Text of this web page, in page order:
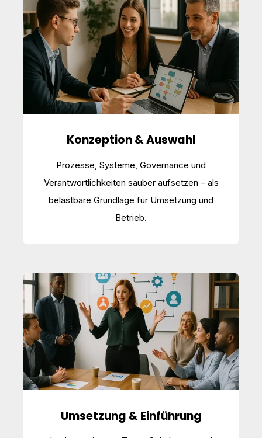
Konzeption & Auswahl
Prozesse, Systeme, Governance und
Verantwortlichkeiten sauber aufsetzen – als
belastbare Grundlage für Umsetzung und
Betrieb.
Umsetzung & Einführung